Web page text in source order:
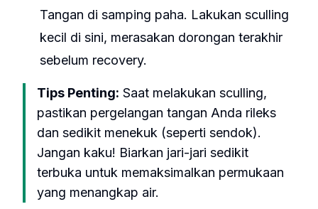
Tangan di samping paha. Lakukan sculling
kecil di sini, merasakan dorongan terakhir
sebelum recovery.
Tips Penting: Saat melakukan sculling,
pastikan pergelangan tangan Anda rileks
dan sedikit menekuk (seperti sendok).
Jangan kaku! Biarkan jari-jari sedikit
terbuka untuk memaksimalkan permukaan
yang menangkap air.